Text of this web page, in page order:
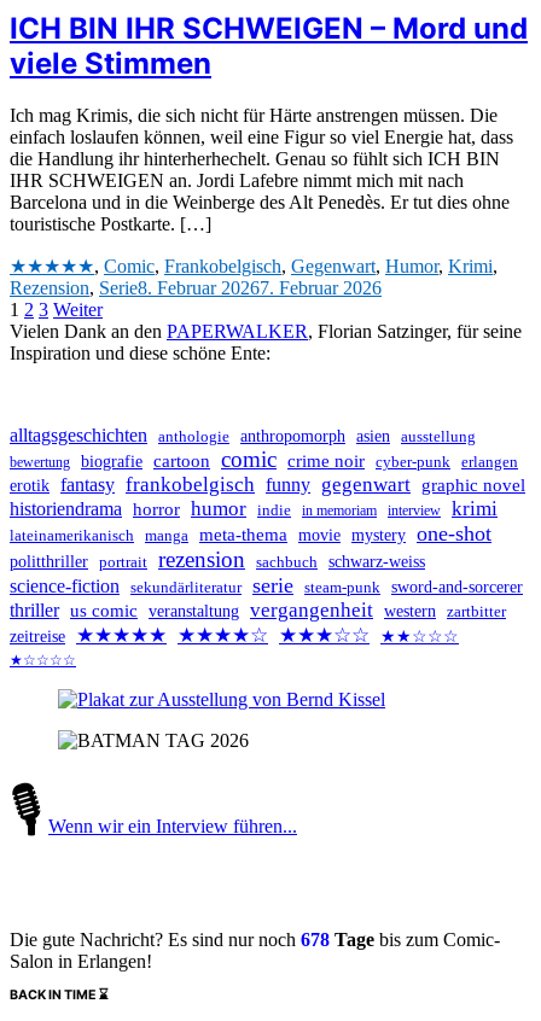
ICH BIN IHR SCHWEIGEN – Mord und
viele Stimmen
Ich mag Krimis, die sich nicht für Härte anstrengen müssen. Die
einfach loslaufen können, weil eine Figur so viel Energie hat, dass
die Handlung ihr hinterherhechelt. Genau so fühlt sich ICH BIN
IHR SCHWEIGEN an. Jordi Lafebre nimmt mich mit nach
Barcelona und in die Weinberge des Alt Penedès. Er tut dies ohne
touristische Postkarte. […]
★★★★★, Comic, Frankobelgisch, Gegenwart, Humor, Krimi,
Rezension, Serie8. Februar 20267. Februar 2026
Beitragsnavigation
Seite
1 Seite
2 Seite
3 Weiter
Vielen Dank an den PAPERWALKER, Florian Satzinger, für seine
Inspiration und diese schöne Ente:
alltagsgeschichten anthologie anthropomorph asien
ausstellung
bewertung
biografie cartoon comic crime noir cyber-punk
erlangen
erotik fantasy frankobelgisch funny gegenwart graphic novel
historiendrama horror humor indie in memoriam interview krimi
lateinamerikanisch manga meta-thema movie mystery one-shot
politthriller portrait rezension sachbuch schwarz-weiss
science-fiction sekundärliteratur serie steam-punk sword-and-sorcerer
thriller us comic veranstaltung vergangenheit western zartbitter
zeitreise ★★★★★ ★★★★☆ ★★★☆☆ ★★☆☆☆
★☆☆☆☆
🎙 Wenn wir ein Interview führen...
Die gute Nachricht? Es sind nur noch 678 Tage bis zum Comic-
Salon in Erlangen!
BACK IN TIME ⌛